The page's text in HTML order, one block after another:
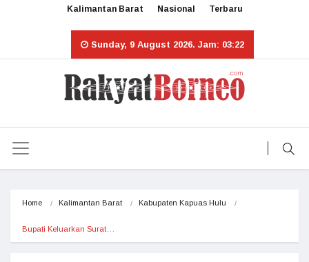
Kalimantan Barat Nasional Terbaru
Sunday, 9 August 2026. Jam: 03:22
Home Kalimantan Barat Kabupaten Kapuas Hulu
Bupati Keluarkan Surat…